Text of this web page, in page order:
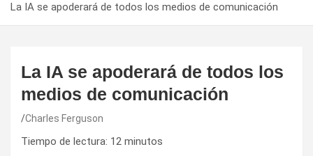
La IA se apoderará de todos los medios de comunicación
La IA se apoderará de todos los
medios de comunicación
Charles Ferguson
Tiempo de lectura: 12 minutos